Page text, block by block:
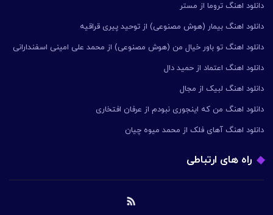
دانلود اهنگ تروما از مستر
دانلود اهنگ بیمار (هوش مصنوعی) از توحید پیری قراقیه
دانلود اهنگ تو باور خیال من (هوش مصنوعی) از محمد علی امینی اسفندارانی
دانلود اهنگ اعتماد از حمید دال
دانلود اهنگ لبیک از مجال
دانلود اهنگ من که اینجوری نبودم از عرفان افتخاری
دانلود اهنگ آهای فلک از محمد میوه چیان
راه های ارتباطی